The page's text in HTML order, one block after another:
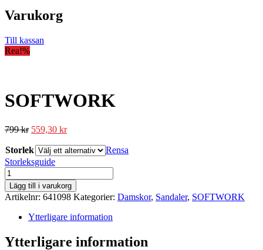
Varukorg
Till kassan
Rea!%
SOFTWORK
799kr 559,30 kr
Storlek
Rensa
Storleksguide
SOFTWORK
mängd
Lägg till i varukorg
Artikelnr: 641098 Kategorier: Damskor, Sandaler, SOFTWORK
Ytterligare information
Ytterligare information